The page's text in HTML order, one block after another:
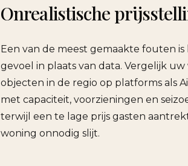
Onrealistische
Een van de meest gemaakte fouten
gevoel in plaats van data. Vergelijk
objecten in de regio op platforms als
met capaciteit, voorzieningen en
terwijl een te lage prijs gasten
woning onnodig slijt.